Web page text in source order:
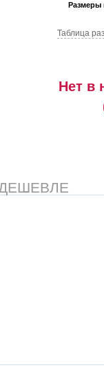
Размеры
Таблица
Нет в